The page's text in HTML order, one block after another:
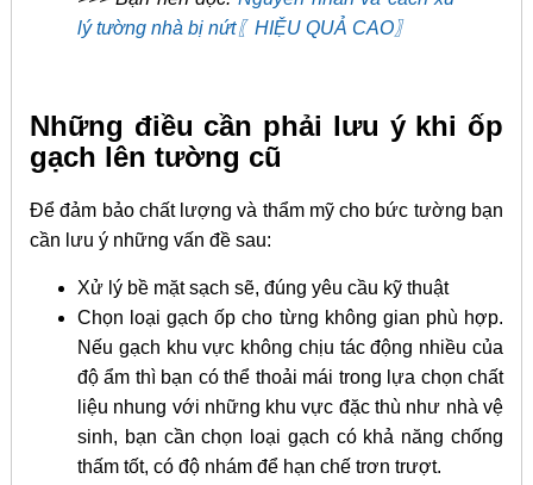
lý tường nhà bị nứt〖HIỆU QUẢ CAO〗
Những điều cần phải lưu ý khi ốp
gạch lên tường cũ
Để đảm bảo chất lượng và thẩm mỹ cho bức tường bạn
cần lưu ý những vấn đề sau:
Xử lý bề mặt sạch sẽ, đúng yêu cầu kỹ thuật
Chọn loại gạch ốp cho từng không gian phù hợp.
Nếu gạch khu vực không chịu tác động nhiều của
độ ẩm thì bạn có thể thoải mái trong lựa chọn chất
liệu nhung với những khu vực đặc thù như nhà vệ
sinh, bạn cần chọn loại gạch có khả năng chống
thấm tốt, có độ nhám để hạn chế trơn trượt.